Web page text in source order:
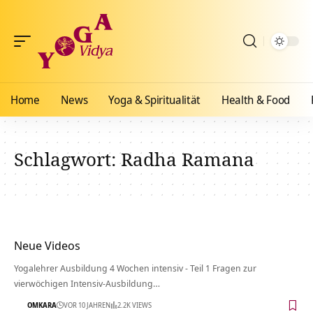
Home News Yoga & Spiritualität Health & Food
Schlagwort:Radha Ramana
Neue Videos
Yogalehrer Ausbildung 4 Wochen intensiv - Teil 1 Fragen zur
vierwöchigen Intensiv-Ausbildung…
OMKARA VOR 10 JAHREN 2.2K VIEWS